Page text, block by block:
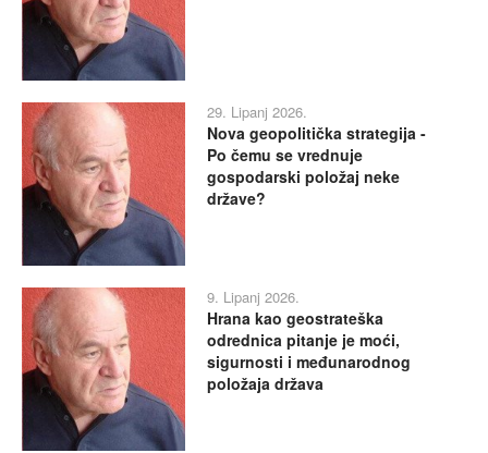
29. Lipanj 2026.
Nova geopolitička strategija -
Po čemu se vrednuje
gospodarski položaj neke
države?
9. Lipanj 2026.
Hrana kao geostrateška
odrednica pitanje je moći,
sigurnosti i međunarodnog
položaja država